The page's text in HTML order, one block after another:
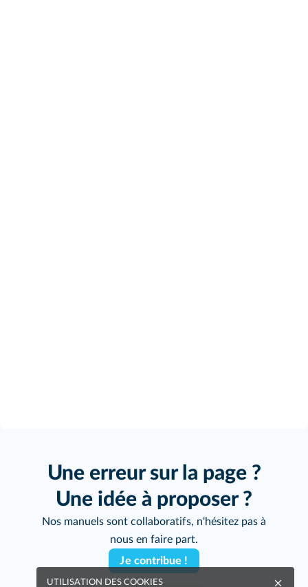
Une erreur sur la page ?
Une idée à proposer ?
Nos manuels sont collaboratifs, n'hésitez pas à
nous en faire part.
Je contribue !
UTILISATION DES COOKIES